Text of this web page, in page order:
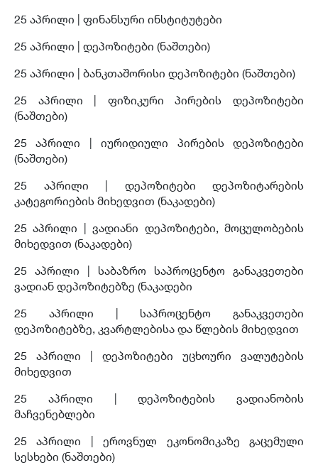
25 აპრილი | ფინანსური ინსტიტუტები
25 აპრილი | დეპოზიტები (ნაშთები)
25 აპრილი | ბანკთაშორისი დეპოზიტები (ნაშთები)
25 აპრილი | ფიზიკური პირების დეპოზიტები
(ნაშთები)
25 აპრილი | იურიდიული პირების დეპოზიტები
(ნაშთები)
25 აპრილი | დეპოზიტები დეპოზიტარების
კატეგორიების მიხედვით (ნაკადები)
25 აპრილი | ვადიანი დეპოზიტები, მოცულობების
მიხედვით (ნაკადები)
25 აპრილი | საბაზრო საპროცენტო განაკვეთები
ვადიან დეპოზიტებზე (ნაკადები
25 აპრილი | საპროცენტო განაკვეთები
დეპოზიტებზე, კვარტლებისა და წლების მიხედვით
25 აპრილი | დეპოზიტები უცხოური ვალუტების
მიხედვით
25 აპრილი | დეპოზიტების ვადიანობის
მაჩვენებლები
25 აპრილი | ეროვნულ ეკონომიკაზე გაცემული
სესხები (ნაშთები)